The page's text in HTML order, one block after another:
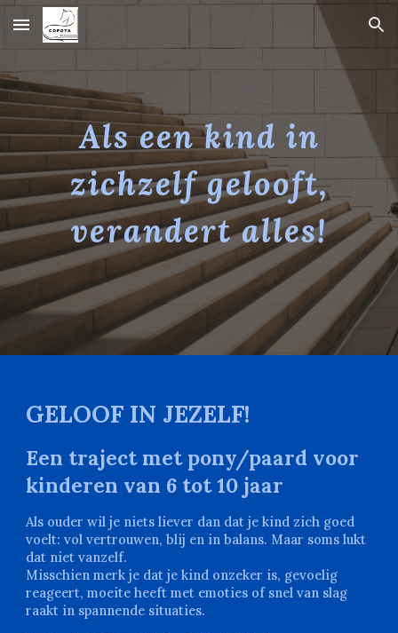
Skip to main content Skip to navigation
Als een kind in
zichzelf gelooft,
verandert alles!
GELOOF IN JEZELF!
Een traject met pony/paard voor
kinderen van 6 tot 10 jaar
Als ouder wil je niets liever dan dat je kind zich goed
voelt: vol vertrouwen, blij en in balans. Maar soms lukt
dat niet vanzelf.
Misschien merk je dat je kind onzeker is, gevoelig
reageert, moeite heeft met emoties of snel van slag
raakt in spannende situaties.